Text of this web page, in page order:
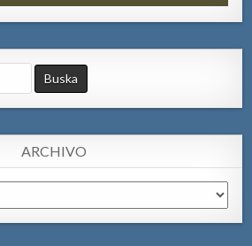
ARCHIVO